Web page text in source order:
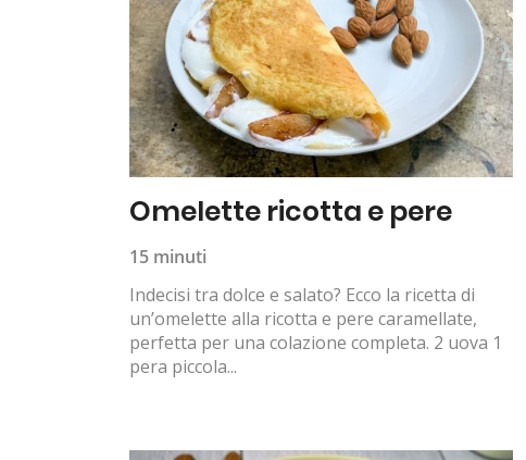
Omelette ricotta e pere
15 minuti
Indecisi tra dolce e salato? Ecco la ricetta di
un’omelette alla ricotta e pere caramellate,
perfetta per una colazione completa. 2 uova 1
pera piccola...